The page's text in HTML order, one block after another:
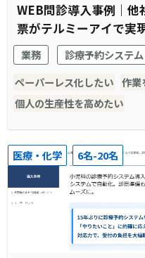
WEB問診導入事例｜
票がテルミーアイで実
創出に成功
業務
診療予約システム
ペーパーレス化したい 作業
個人の生産性を高めたい
医療・化学 6名-20名